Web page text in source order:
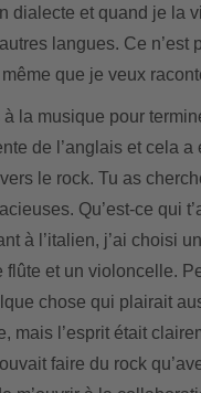
dialecte et quand je la
langues. Ce n’est
même que je veux
à la musique pour
de l’anglais et cela
le rock. Tu as
Qu’est-ce qui
à l’italien, j’ai choisi
flûte et un violoncelle.
chose qui plairait
mais l’esprit était
faire du rock